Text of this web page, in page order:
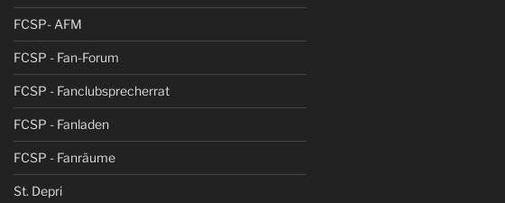
FCSP- AFM
FCSP - Fan-Forum
FCSP - Fanclubsprecherrat
FCSP - Fanladen
FCSP - Fanräume
St. Depri